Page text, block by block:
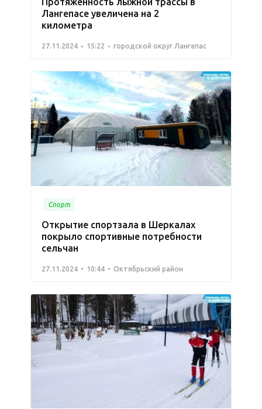
Лангепасе увеличена на 2
километра
27.11.2024 15:22 городской округ Лангепас
Спорт
Открытие спортзала в Шеркалах
покрыло спортивные потребности
сельчан
27.11.2024 10:44 Октябрьский район